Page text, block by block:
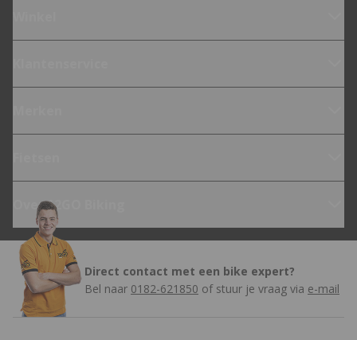
Over 12GO Biking
Direct contact met een bike expert?
Bel naar 0182-621850 of stuur je vraag via e-mail